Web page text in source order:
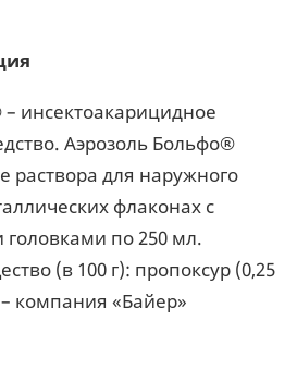
инсектоакарицидное
Аэрозоль Больфо®
раствора для наружного
флаконах с
по 250 мл.
(в 100 г): пропоксур (0,25
компания «Байер»